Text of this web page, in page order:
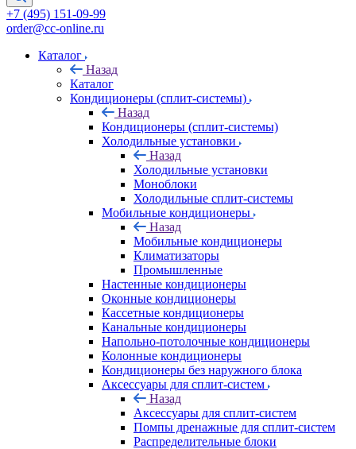
+7 (495) 151-09-99
order@cc-online.ru
Каталог
Назад
Каталог
Кондиционеры (сплит-системы)
Назад
Кондиционеры (сплит-системы)
Холодильные установки
Назад
Холодильные установки
Моноблоки
Холодильные сплит-системы
Мобильные кондиционеры
Назад
Мобильные кондиционеры
Климатизаторы
Промышленные
Настенные кондиционеры
Оконные кондиционеры
Кассетные кондиционеры
Канальные кондиционеры
Напольно-потолочные кондиционеры
Колонные кондиционеры
Кондиционеры без наружного блока
Аксессуары для сплит-систем
Назад
Аксессуары для сплит-систем
Помпы дренажные для сплит-систем
Распределительные блоки